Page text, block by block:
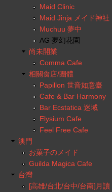
Maid Clinic
Maid Jinja メイド神社
Muchuu 夢中
AG 夢幻花園
尚未開業
Comma Cafe
相關食店/團體
Papillon 世音如意臺
Cafe & Bar Harmony
Bar Ecstatica 迷域
Elysium Cafe
Feel Free Cafe
澳門
お菓子のメイド
Guilda Magica Cafe
台灣
[高雄/台北/台中/台南]月讀